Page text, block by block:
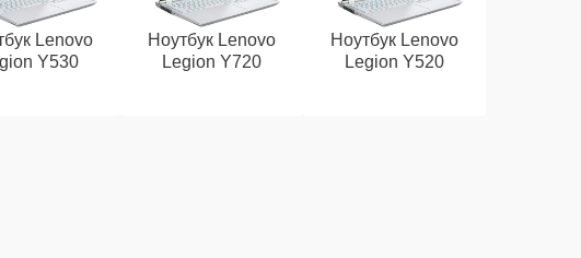
Lenovo
Y530
Ноутбук Lenovo
Legion Y720
Ноутбук Lenovo
Legion Y520